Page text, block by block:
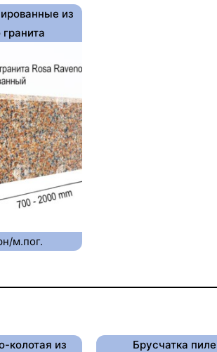
из
м.пог.
колотая из
Брусчатка